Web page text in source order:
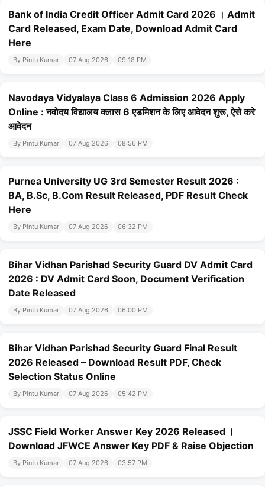
Bank of India Credit Officer Admit Card 2026 । Admit
Card Released, Exam Date, Download Admit Card
Here
By Pintu Kumar 07 Aug 2026 09:18 PM
Navodaya Vidyalaya Class 6 Admission 2026 Apply
Online : नवोदय विद्यालय क्लास 6 एडमिशन के लिए आवेदन शुरू, ऐसे करे
आवेदन
By Pintu Kumar 07 Aug 2026 08:56 PM
Purnea University UG 3rd Semester Result 2026 :
BA, B.Sc, B.Com Result Released, PDF Result Check
Here
By Pintu Kumar 07 Aug 2026 06:32 PM
Bihar Vidhan Parishad Security Guard DV Admit Card
2026 : DV Admit Card Soon, Document Verification
Date Released
By Pintu Kumar 07 Aug 2026 06:00 PM
Bihar Vidhan Parishad Security Guard Final Result
2026 Released – Download Result PDF, Check
Selection Status Online
By Pintu Kumar 07 Aug 2026 05:42 PM
JSSC Field Worker Answer Key 2026 Released ।
Download JFWCE Answer Key PDF & Raise Objection
By Pintu Kumar 07 Aug 2026 03:57 PM